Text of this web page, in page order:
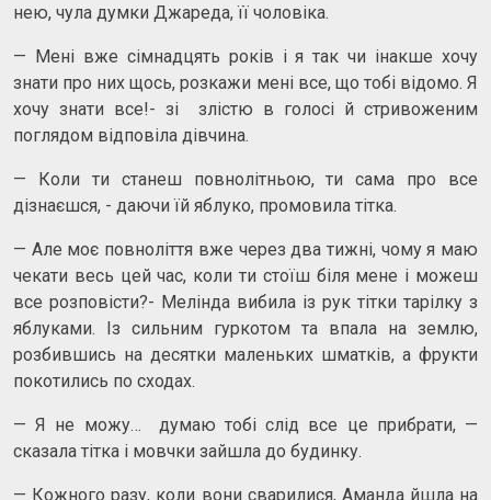
нею, чула думки Джареда, її чоловіка.
— Мені вже сімнадцять років і я так чи інакше хочу
знати про них щось, розкажи мені все, що тобі відомо. Я
хочу знати все!- зі злістю в голосі й стривоженим
поглядом відповіла дівчина.
— Коли ти станеш повнолітньою, ти сама про все
дізнаєшся, - даючи їй яблуко, промовила тітка.
— Але моє повноліття вже через два тижні, чому я маю
чекати весь цей час, коли ти стоїш біля мене і можеш
все розповісти?- Мелінда вибила із рук тітки тарілку з
яблуками. Із сильним гуркотом та впала на землю,
розбившись на десятки маленьких шматків, а фрукти
покотились по сходах.
— Я не можу… думаю тобі слід все це прибрати, —
сказала тітка і мовчки зайшла до будинку.
— Кожного разу, коли вони сварилися, Аманда йшла на